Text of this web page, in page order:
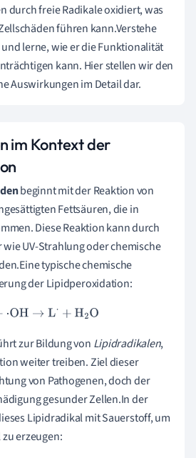
durch freie Radikale oxidiert, was
führen kann.Verstehe
lerne, wie er die Funktionalität
kann. Hier stellen wir den
Auswirkungen im Detail dar.
im Kontext der
beginnt mit der Reaktion von
Fettsäuren, die in
Diese Reaktion kann durch
UV-Strahlung oder chemische
typische chemische
der Lipidperoxidation:
+⋅OH→L ⋅+H 2O
zur Bildung von Lipidradikalen,
weiter treiben. Ziel dieser
von Pathogenen, doch der
gesunder Zellen.In der
Lipidradikal mit Sauerstoff, um
erzeugen: